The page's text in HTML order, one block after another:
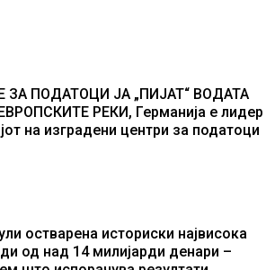
ЗА ПОДАТОЦИ ЈА „ПИЈАТ“ ВОДАТА
РЕКИ, Германија е лидер
на изградени центри за податоци
остварена историски највисока
од над 14 милијарди денари –